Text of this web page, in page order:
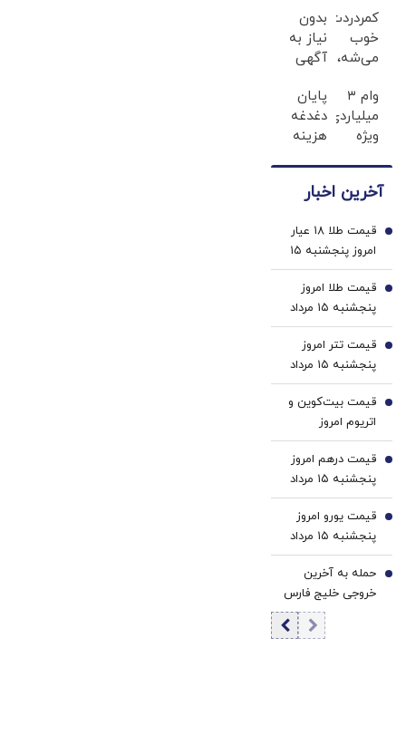
کمردردت
خوب
می‌شه،
پرسشنامه
رو پر
کنی!!
بدون
نیاز به
آگهی
با یک
بار
مراجعه
وام ۳
میلیاردی،
ویژه
آنلاین
حضوری
پایان
دغدغه
هزینه
پزشکی
سفید
کننده
خانگی
آخرین اخبار
قیمت طلا ۱۸ عیار
امروز پنجشنبه ۱۵
مرداد ۱۴۰۵/افزایش
قیمت طلا
1
قیمت طلا امروز
پنجشنبه ۱۵ مرداد
۱۴۰۵/ افزایش
قیمت طلا
2
قیمت تتر امروز
پنجشنبه ۱۵ مرداد
1405 / کاهش
قیمت تتر
3
قیمت بیت‌کوین و
اتریوم امروز
پنجشنبه ۱۵ مرداد
۱۴۰۵/ افزایش
قیمت بیت‌کوین
4
قیمت درهم امروز
پنجشنبه ۱۵ مرداد
۱۴۰۵/ افزایش
قیمت درهم
5
قیمت یورو امروز
پنجشنبه ۱۵ مرداد
۱۴۰۵/ افزایش
قیمت یورو
6
حمله به آخرین
خروجی خلیج فارس
| نگرانی بازارها از
تهدید در گلوگاه
7